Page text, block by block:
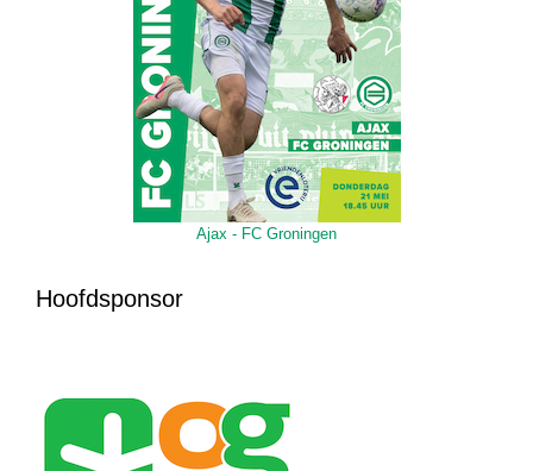
Ajax - FC Groningen
Hoofdsponsor